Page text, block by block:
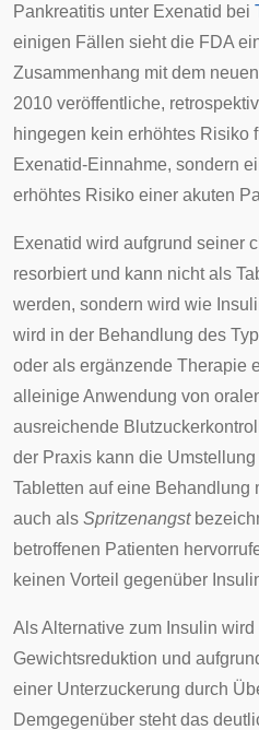
Pankreatitis unter Exenatid bei
einigen Fällen sieht die FDA
Zusammenhang mit dem
2010 veröffentliche,
hingegen kein erhöhtes Risiko
Exenatid-Einnahme, sondern
erhöhtes Risiko einer akuten
Exenatid wird aufgrund seiner
resorbiert und kann nicht als
werden, sondern wird wie
wird in der Behandlung des
oder als ergänzende Therapie
alleinige Anwendung von
ausreichende
der Praxis kann die
Tabletten auf eine Behandlung
auch als Spritzenangst
betroffenen Patienten
keinen Vorteil gegenüber
Als Alternative zum Insulin
Gewichtsreduktion und
einer Unterzuckerung durch
Demgegenüber steht das